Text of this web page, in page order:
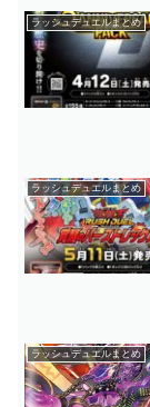
ラッシュデュエルまとめ
ラッシュデュエルまとめ
ラッシュデュエルまとめ